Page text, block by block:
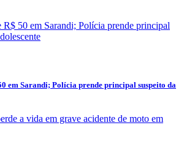
em Sarandi; Polícia prende principal suspeito da